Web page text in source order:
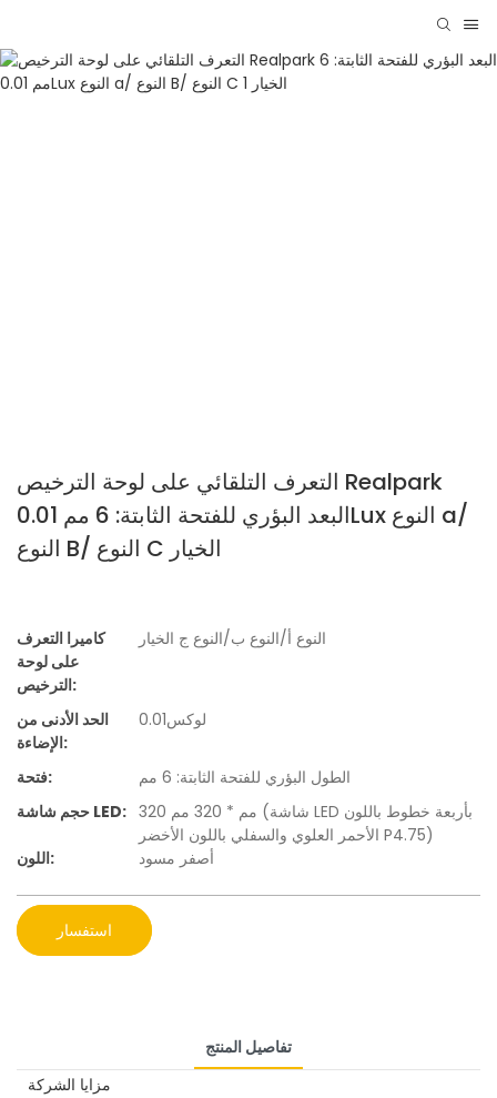
التعرف التلقائي على لوحة الترخيص Realpark
البعد البؤري للفتحة الثابتة: 6 مم 0.01Lux النوع a/
النوع B/ النوع C الخيار
كاميرا التعرف
على لوحة
الترخيص:
النوع أ/النوع ب/النوع ج الخيار
الحد الأدنى من
الإضاءة:
لوكس0.01
فتحة:
الطول البؤري للفتحة الثابتة: 6 مم
حجم شاشة LED: 320 مم * 320 مم (شاشة LED بأربعة خطوط باللون
الأحمر العلوي والسفلي باللون الأخضر P4.75)
اللون:
أصفر مسود
استفسار
تفاصيل المنتج
مزايا الشركة